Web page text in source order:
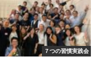
７つの習慣実践会